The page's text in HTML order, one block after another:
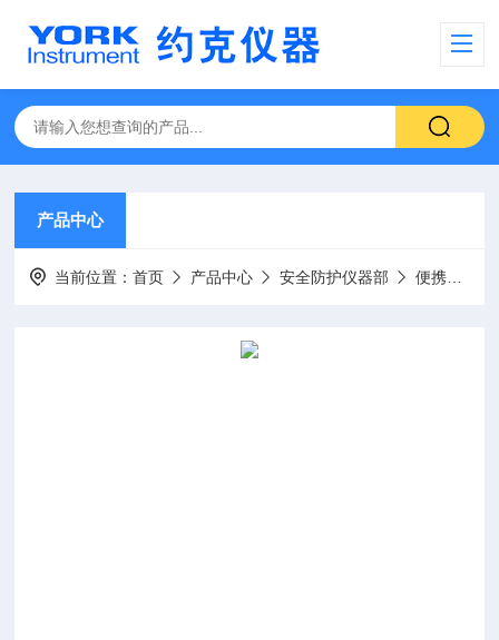
产品中心
当前位置：首页 产品中心 安全防护仪器部 便携式气体检测仪